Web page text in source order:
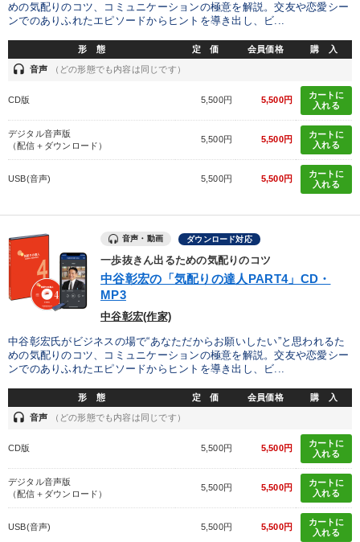
めの気配りのコツ、コミュニケーションの極意を解説。交友や恋愛シー
ンでのありふれたエピソードからヒントを導き出し、ビ...
形 態 定 価 会員価格 購 入
headset 音声 （どの形態でも内容は同じです）
CD版 5,500円 5,500円
カートに
入れる
デジタル音声版
（配信＋ダウンロード）
5,500円 5,500円
カートに
入れる
USB(音声) 5,500円 5,500円
カートに
入れる
音声・動画 ダウンロード対応
一歩抜きん出るための気配りのコツ
中谷彰宏の「気配りの達人PART4」CD・
MP3
中谷彰宏(作家)
中谷彰宏氏がビジネスの場で“あなただからお願いしたい”と思われるた
めの気配りのコツ、コミュニケーションの極意を解説。交友や恋愛シー
ンでのありふれたエピソードからヒントを導き出し、ビ...
形 態 定 価 会員価格 購 入
headset 音声 （どの形態でも内容は同じです）
CD版 5,500円 5,500円
カートに
入れる
デジタル音声版
（配信＋ダウンロード）
5,500円 5,500円
カートに
入れる
USB(音声) 5,500円 5,500円
カートに
入れる